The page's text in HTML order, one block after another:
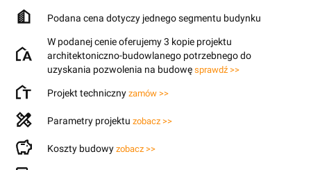
Podana cena dotyczy jednego segmentu budynku
W podanej cenie oferujemy 3 kopie projektu
architektoniczno-budowlanego potrzebnego do
uzyskania pozwolenia na budowę sprawdź >>
Projekt techniczny zamów >>
Parametry projektu zobacz >>
Koszty budowy zobacz >>